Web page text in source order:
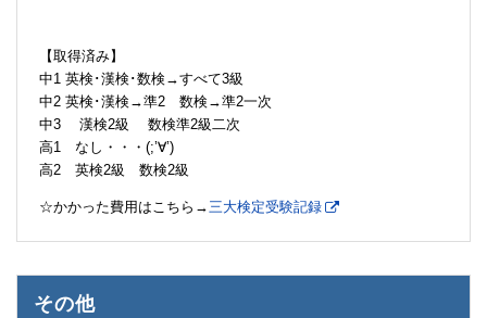
【取得済み】
中1 英検･漢検･数検→すべて3級
中2 英検･漢検→準2 数検→準2一次
中3 漢検2級 数検準2級二次
高1 なし・・・(;’∀’)
高2 英検2級 数検2級
☆かかった費用はこちら→ 三大検定受験記録
その他